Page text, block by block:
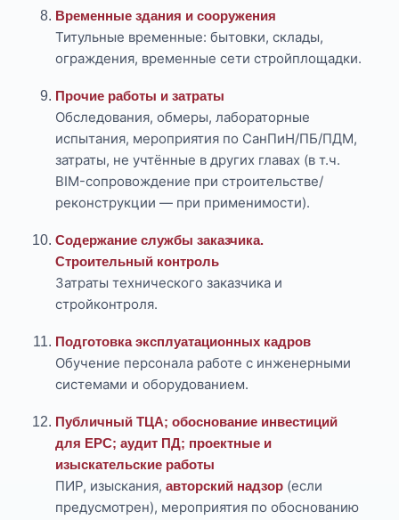
Временные здания и сооружения
Титульные временные: бытовки, склады,
ограждения, временные сети стройплощадки.
Прочие работы и затраты
Обследования, обмеры, лабораторные
испытания, мероприятия по СанПиН/ПБ/ПДМ,
затраты, не учтённые в других главах (в т.ч.
BIM-сопровождение при строительстве/
реконструкции — при применимости).
Содержание службы заказчика.
Строительный контроль
Затраты технического заказчика и
стройконтроля.
Подготовка эксплуатационных кадров
Обучение персонала работе с инженерными
системами и оборудованием.
Публичный ТЦА; обоснование инвестиций
для EPC; аудит ПД; проектные и
изыскательские работы
ПИР, изыскания,авторский надзор (если
предусмотрен), мероприятия по обоснованию